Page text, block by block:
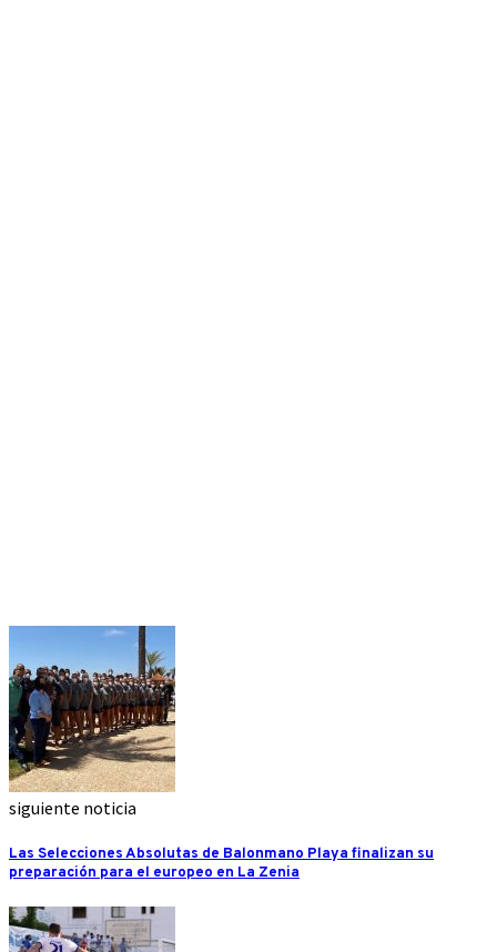
siguiente noticia
Las Selecciones Absolutas de Balonmano Playa finalizan su
preparación para el europeo en La Zenia